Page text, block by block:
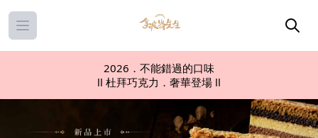
Open main menu
2026．不能錯過的口味
ll 杜拜巧克力．奢華登場 ll